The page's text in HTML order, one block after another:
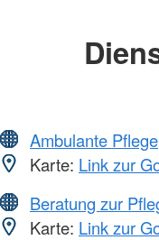
Ambulante Pflege
Karte: Link zur
Beratung zur
Karte: Link zur